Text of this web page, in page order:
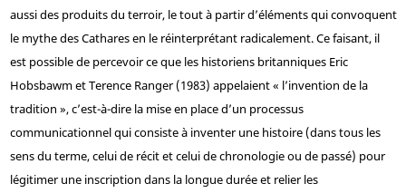
aussi des produits du terroir, le tout à partir d’éléments qui convoquent
le mythe des Cathares en le réinterprétant radicalement. Ce faisant, il
est possible de percevoir ce que les historiens britanniques Eric
Hobsbawm et Terence Ranger (1983) appelaient « l’invention de la
tradition », c’est-à-dire la mise en place d’un processus
communicationnel qui consiste à inventer une histoire (dans tous les
sens du terme, celui de récit et celui de chronologie ou de passé) pour
légitimer une inscription dans la longue durée et relier les